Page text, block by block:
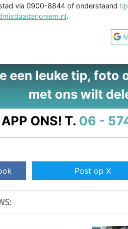
via 0900-8844 of onderstaand
.
een leuke tip, foto
met ons wilt
APP ONS! T. 06 -
Post op X